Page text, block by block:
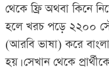
থেকে ফ্রি অথবা কিনে
হলে খরচ পড়ে ২২০০
(আরবি ভাষা) করে
হয়। সেখান থেকে